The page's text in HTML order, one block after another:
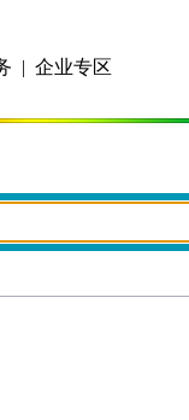
| 企业专区